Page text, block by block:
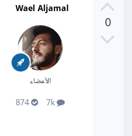
0
Wael Aljamal
الأعضاء